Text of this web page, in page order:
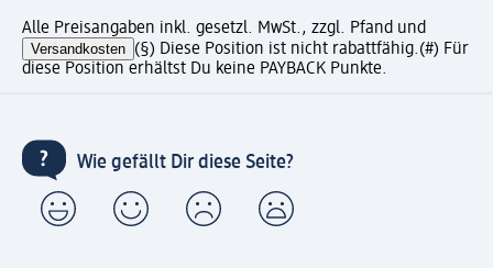
Alle Preisangaben inkl. gesetzl. MwSt., zzgl. Pfand und
Versandkosten (§) Diese Position ist nicht rabattfähig.(#) Für
diese Position erhältst Du keine PAYBACK Punkte.
Wie gefällt Dir diese Seite?